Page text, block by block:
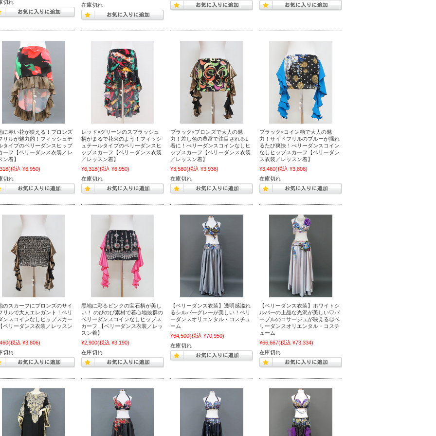
切れ
在庫切れ
に赤い花が映える！ブロンズ
リルが魅力的！フィッシュテ
タイプのベリーダンスヒップ
ーフ【ベリーダンス衣装／レ
ン着】
(税込 ¥6,950)
切れ
レッド×グリーンのスプラッシュ
柄がまるで花火のよう！フィッシ
ュテールタイプのベリーダンスヒ
ップスカーフ【ベリーダンス衣装
／レッスン着】
¥6,318(税込 ¥6,950)
在庫切れ
ブラック×ブロンズで大人の魅
力！差し色の豊富で注目される1
着に！べリーダンスコインなしヒ
ップスカーフ【ベリーダンス衣装
／レッスン着】
¥3,580(税込 ¥3,938)
在庫切れ
ブラック×コイン柄で大人の魅
力！サイドフリルのブルーが揺れ
るたび爽快！べリーダンスコイン
なしヒップスカーフ【ベリーダン
ス衣装／レッスン着】
¥3,460(税込 ¥3,806)
在庫切れ
のスカーフにブロンズのサイ
リルで大人エレガント！ベリ
ンスコインなしヒップスカー
ベリーダンス衣装／レッスン
(税込 ¥3,806)
切れ
黒地に彩るピンクの宝石柄が美し
い！ のびのび素材で着心地抜群の
ベリーダンスコインなしヒップス
カーフ 【ベリーダンス衣装／レッ
スン着】
¥2,900(税込 ¥3,190)
在庫切れ
【ベリーダンス衣装】透明感溢れ
るシルバーグレーが美しい！ベリ
ーダンスオリエンタル・コスチュ
ーム
¥64,500(税込 ¥70,950)
在庫切れ
【ベリーダンス衣装】ホワイトシ
ルバーの上品な光沢が美しい♡パ
ープルのコサージュが映える◎ベ
リーダンスオリエンタル・コスチ
ューム
¥66,667(税込 ¥73,334)
在庫切れ